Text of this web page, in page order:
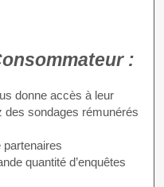
:
donne accès à leur
sondages rémunérés
quantité d’enquêtes